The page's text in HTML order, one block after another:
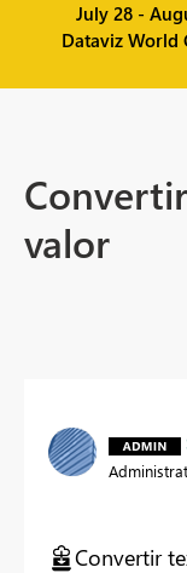
July 28 -
Dataviz World
valor
Convertir